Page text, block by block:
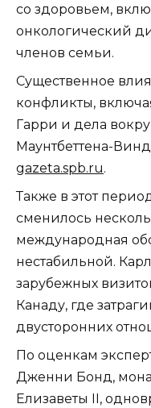
со здоровьем,
онкологический
членов семьи.
Существенное
конфликты,
Гарри и дела
Маунтбеттена-
gazeta.spb.ru.
Также в этот
сменилось
международная
нестабильной.
зарубежных
Канаду, где
двусторонних
По оценкам
Дженни Бонд,
Елизаветы II,